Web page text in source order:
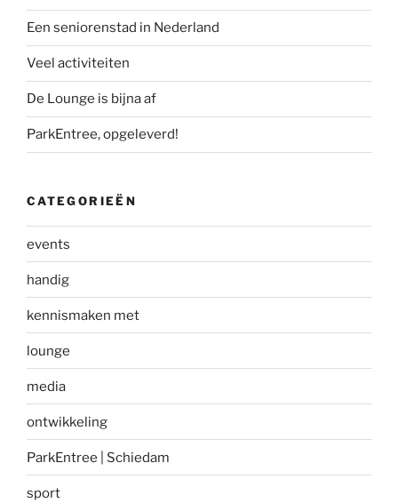
Een seniorenstad in Nederland
Veel activiteiten
De Lounge is bijna af
ParkEntree, opgeleverd!
CATEGORIEËN
events
handig
kennismaken met
lounge
media
ontwikkeling
ParkEntree | Schiedam
sport